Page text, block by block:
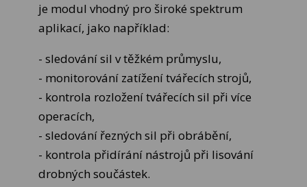
je modul vhodný pro široké spektrum
aplikací, jako například:
- sledování sil v těžkém průmyslu,
- monitorování zatížení tvářecích strojů,
- kontrola rozložení tvářecích sil při více
operacích,
- sledování řezných sil při obrábění,
- kontrola přidírání nástrojů při lisování
drobných součástek.